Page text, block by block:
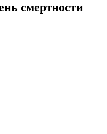
смертности